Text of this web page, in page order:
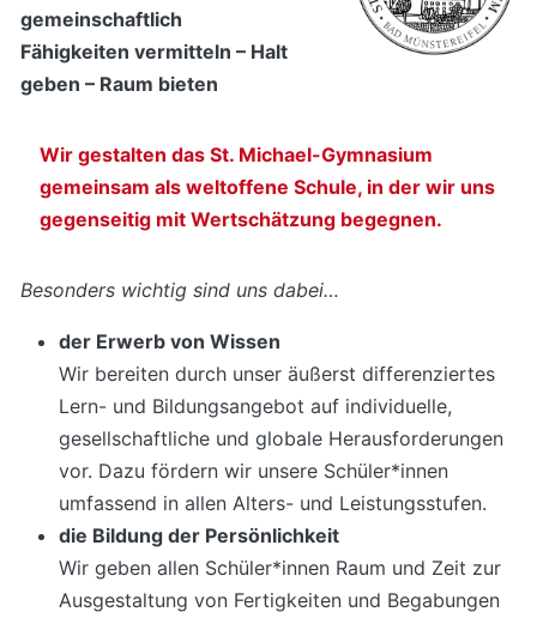
gemeinschaftlich
Fähigkeiten vermitteln – Halt
geben – Raum bieten
Wir gestalten das St. Michael-Gymnasium
gemeinsam als weltoffene Schule, in der wir uns
gegenseitig mit Wertschätzung begegnen.
Besonders wichtig sind uns dabei…
der Erwerb von Wissen
Wir bereiten durch unser äußerst differenziertes
Lern- und Bildungsangebot auf individuelle,
gesellschaftliche und globale Herausforderungen
vor. Dazu fördern wir unsere Schüler*innen
umfassend in allen Alters- und Leistungsstufen.
die Bildung der Persönlichkeit
Wir geben allen Schüler*innen Raum und Zeit zur
Ausgestaltung von Fertigkeiten und Begabungen